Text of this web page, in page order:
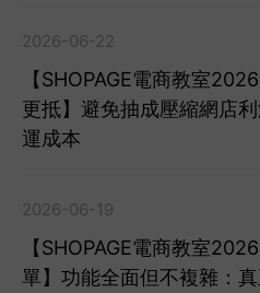
2026-06-22
【SHOPAGE電商教室
更抵】避免抽成壓縮網店
運成本
2026-06-19
【SHOPAGE電商教室
單】功能全面但不複雜：